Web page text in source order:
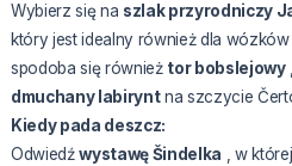
Wybierz się na szlak przyrodniczy
który jest idealny również dla
spodoba się również tor bobslejowy,
dmuchany labiryntna szczycie
Kiedy pada deszcz:
Odwiedźwystawę Šindelka , w